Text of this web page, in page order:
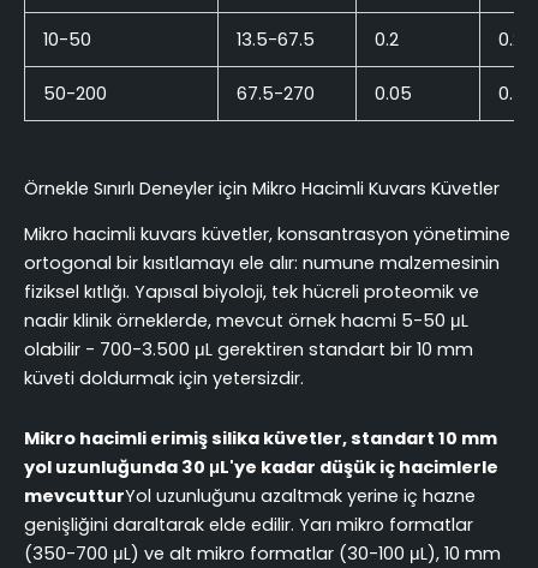
10-50 13.5-67.5 0.2
50-200 67.5-270 0.05
Örnekle Sınırlı Deneyler için Mikro Hacimli Kuvars Küvetler
Mikro hacimli kuvars küvetler, konsantrasyon yönetimine
ortogonal bir kısıtlamayı ele alır: numune malzemesinin
fiziksel kıtlığı. Yapısal biyoloji, tek hücreli proteomik ve
nadir klinik örneklerde, mevcut örnek hacmi 5-50 μL
olabilir - 700-3.500 μL gerektiren standart bir 10 mm
küveti doldurmak için yetersizdir.
Mikro hacimli erimiş silika küvetler, standart 10 mm
yol uzunluğunda 30 μL'ye kadar düşük iç hacimlerle
mevcutturYol uzunluğunu azaltmak yerine iç hazne
genişliğini daraltarak elde edilir. Yarı mikro formatlar
(350-700 μL) ve alt mikro formatlar (30-100 μL), 10 mm